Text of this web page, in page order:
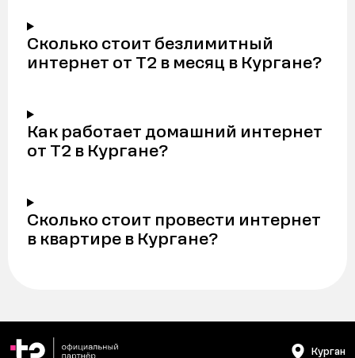
Сколько стоит безлимитный
интернет от Т2 в месяц в Кургане?
Как работает домашний интернет
от Т2 в Кургане?
Сколько стоит провести интернет
в квартире в Кургане?
Курган